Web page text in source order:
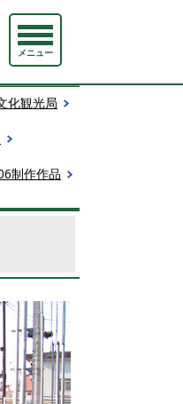
メニュー
化観光局
制作作品